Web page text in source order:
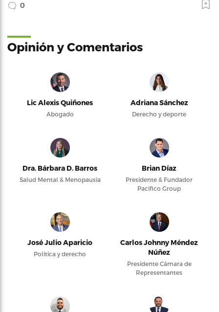
0
Opinión y Comentarios
Lic Alexis Quiñones
Abogado
Adriana Sánchez
Derecho y deporte
Dra. Bárbara D. Barros
Salud Mental & Menopausia
Brian Díaz
Presidente & Fundador
Pacifico Group
José Julio Aparicio
Política y derecho
Carlos Johnny Méndez
Núñez
Presidente Cámara de
Representantes